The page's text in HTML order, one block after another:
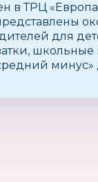
ТРЦ
для